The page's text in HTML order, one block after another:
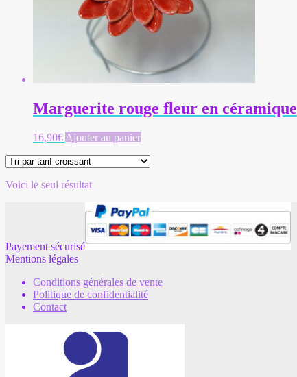
Marguerite rouge fleur en céramique
16,90€ Ajouter au panier
Voici le seul résultat
Payement sécurisé
Mentions légales
Conditions générales de vente
Politique de confidentialité
Contact